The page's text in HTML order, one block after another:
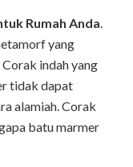
Rumah Anda
yang
indah yang
tidak dapat
alamiah. Corak
batu marmer